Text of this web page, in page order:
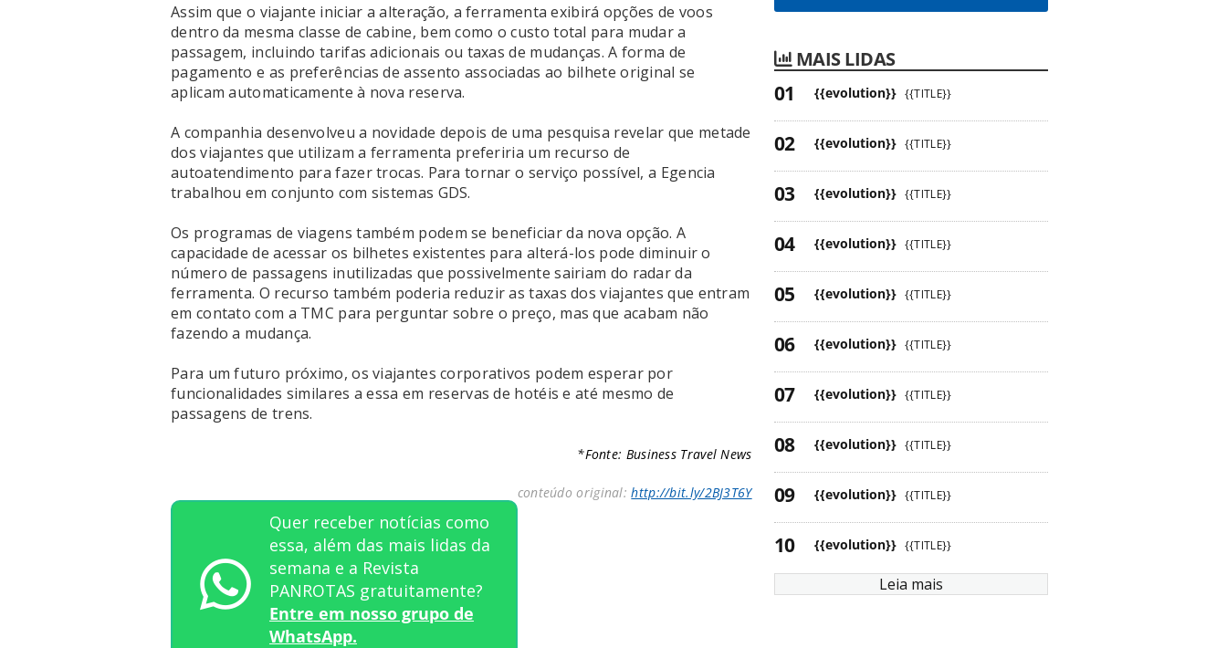
Assim que o viajante iniciar a alteração, a ferramenta exibirá opções de voos
dentro da mesma classe de cabine, bem como o custo total para mudar a
passagem, incluindo tarifas adicionais ou taxas de mudanças. A forma de
pagamento e as preferências de assento associadas ao bilhete original se
aplicam automaticamente à nova reserva.
A companhia desenvolveu a novidade depois de uma pesquisa revelar que metade
dos viajantes que utilizam a ferramenta preferiria um recurso de
autoatendimento para fazer trocas. Para tornar o serviço possível, a Egencia
trabalhou em conjunto com sistemas GDS.
Os programas de viagens também podem se beneficiar da nova opção. A
capacidade de acessar os bilhetes existentes para alterá-los pode diminuir o
número de passagens inutilizadas que possivelmente sairiam do radar da
ferramenta. O recurso também poderia reduzir as taxas dos viajantes que entram
em contato com a TMC para perguntar sobre o preço, mas que acabam não
fazendo a mudança.
Para um futuro próximo, os viajantes corporativos podem esperar por
funcionalidades similares a essa em reservas de hotéis e até mesmo de
passagens de trens.
*Fonte: Business Travel News
conteúdo original:http://bit.ly/2BJ3T6Y
Quer receber notícias como
essa, além das mais lidas da
semana e a Revista
PANROTAS gratuitamente?
Entre em nosso grupo de
WhatsApp.
MAIS LIDAS
{{evolution}} {{TITLE}}
{{evolution}} {{TITLE}}
{{evolution}} {{TITLE}}
{{evolution}} {{TITLE}}
{{evolution}} {{TITLE}}
{{evolution}} {{TITLE}}
{{evolution}} {{TITLE}}
{{evolution}} {{TITLE}}
{{evolution}} {{TITLE}}
{{evolution}} {{TITLE}}
Leia mais